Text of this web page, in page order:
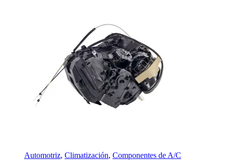
Automotriz, Climatización, Componentes de A/C